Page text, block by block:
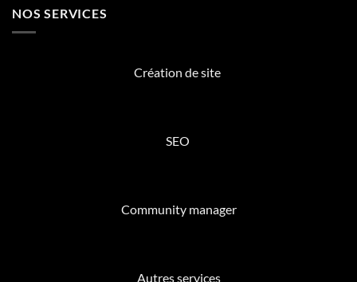
NOS SERVICES
Création de site
SEO
Community manager
Autres services